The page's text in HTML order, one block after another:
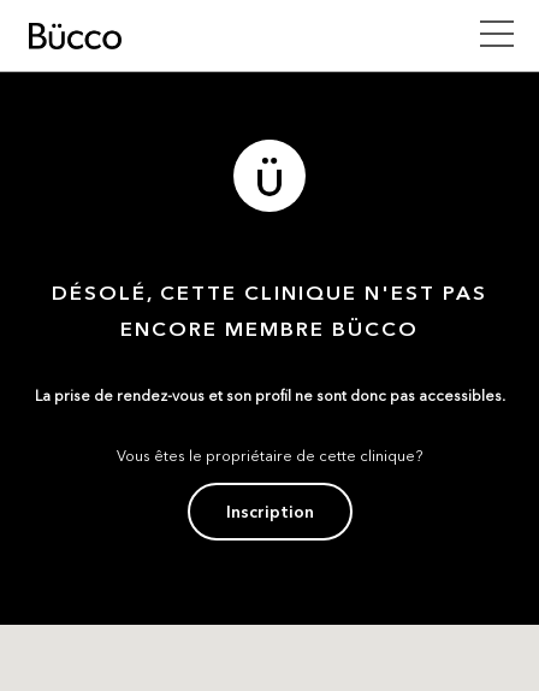
DÉSOLÉ, CETTE CLINIQUE N'EST PAS
ENCORE MEMBRE BÜCCO
La prise de rendez-vous et son profil ne sont donc pas accessibles.
Vous êtes le propriétaire de cette clinique?
Inscription